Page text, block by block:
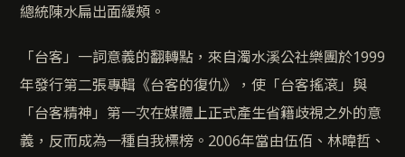
總統陳水扁出面緩頰。
「台客」一詞意義的翻轉點，來自濁水溪公社樂團於1999
年發行第二張專輯《台客的復仇》，使「台客搖滾」與
「台客精神」第一次在媒體上正式產生省籍歧視之外的意
義，反而成為一種自我標榜。2006年當由伍佰、林暐哲、